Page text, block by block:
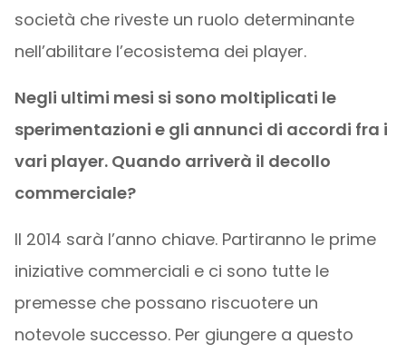
società che riveste un ruolo determinante
nell’abilitare l’ecosistema dei player.
Negli ultimi mesi si sono moltiplicati le
sperimentazioni e gli annunci di accordi fra i
vari player. Quando arriverà il decollo
commerciale?
Il 2014 sarà l’anno chiave. Partiranno le prime
iniziative commerciali e ci sono tutte le
premesse che possano riscuotere un
notevole successo. Per giungere a questo